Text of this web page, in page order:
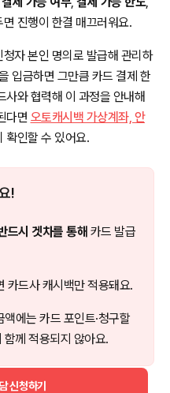
진행이 한결 매끄러워요.
자 본인 명의로 발급해 관리하
입금하면 그만큼 카드 결제 한
사와 협력해 이 과정을 안내해
다면 오토캐시백 가상계좌, 안
확인할 수 있어요.
!
드시 겟차를 통해 카드 발급
카드사 캐시백만 적용돼요.
에는 카드 포인트·청구할
함께 적용되지 않아요.
신청하기